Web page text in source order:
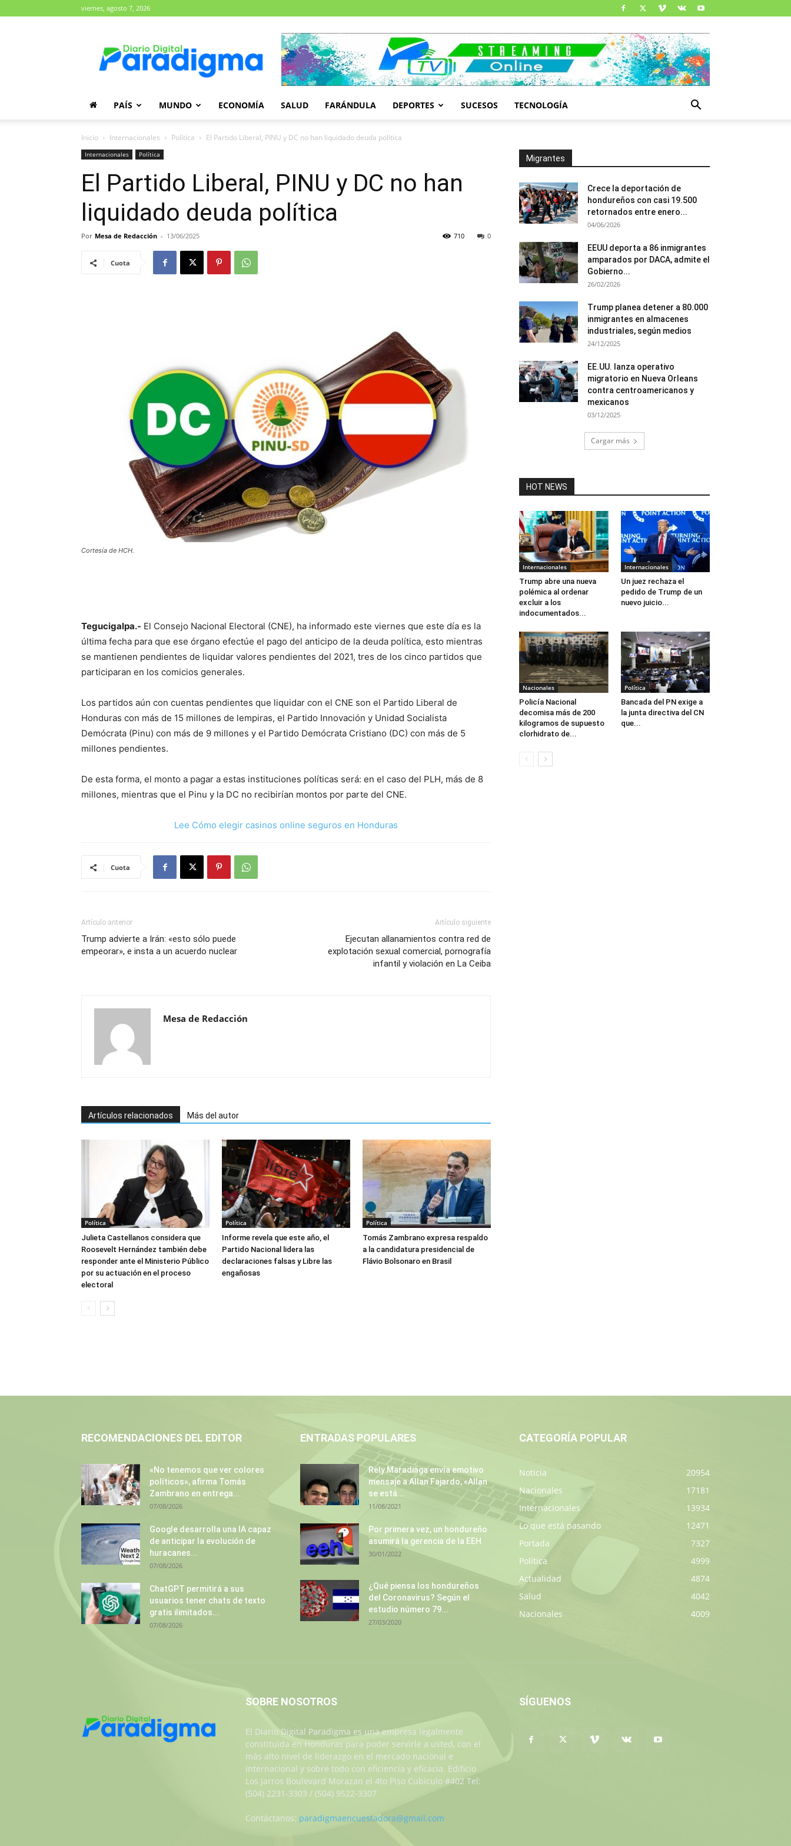
viernes, agosto 7, 2026
Paradigma
PAÍS MUNDO ECONOMÍA SALUD FARÁNDULA DEPORTES SUCESOS TECNOLOGÍA
Inicio Internacionales Política El Partido Liberal, PINU y DC no han liquidado deuda política
Internacionales Política
El Partido Liberal, PINU y DC no han
liquidado deuda política
Por Mesa de Redacción - 13/06/2025 0
710
Cuota
Cortesía de HCH.
Tegucigalpa.- El Consejo Nacional Electoral (CNE), ha informado este viernes que este día es la
última fecha para que ese órgano efectúe el pago del anticipo de la deuda política, esto mientras
se mantienen pendientes de liquidar valores pendientes del 2021, tres de los cinco partidos que
participaran en los comicios generales.
Los partidos aún con cuentas pendientes que liquidar con el CNE son el Partido Liberal de
Honduras con más de 15 millones de lempiras, el Partido Innovación y Unidad Socialista
Demócrata (Pinu) con más de 9 millones y el Partido Demócrata Cristiano (DC) con más de 5
millones pendientes.
De esta forma, el monto a pagar a estas instituciones políticas será: en el caso del PLH, más de 8
millones, mientras que el Pinu y la DC no recibirían montos por parte del CNE.
Lee Cómo elegir casinos online seguros en Honduras
Cuota
Artículo anterior
Trump advierte a Irán: «esto sólo puede
empeorar», e insta a un acuerdo nuclear
Artículo siguiente
Ejecutan allanamientos contra red de
explotación sexual comercial, pornografía
infantil y violación en La Ceiba
Mesa de Redacción
Artículos relacionados Más del autor
Política
Julieta Castellanos considera que
Roosevelt Hernández también debe
responder ante el Ministerio Público
por su actuación en el proceso
electoral
Política
Informe revela que este año, el
Partido Nacional lidera las
declaraciones falsas y Libre las
engañosas
Política
Tomás Zambrano expresa respaldo
a la candidatura presidencial de
Flávio Bolsonaro en Brasil
Migrantes
Crece la deportación de
hondureños con casi 19.500
retornados entre enero...
04/06/2026
EEUU deporta a 86 inmigrantes
amparados por DACA, admite el
Gobierno...
26/02/2026
Trump planea detener a 80.000
inmigrantes en almacenes
industriales, según medios
24/12/2025
EE.UU. lanza operativo
migratorio en Nueva Orleans
contra centroamericanos y
mexicanos
03/12/2025
Cargar más
HOT NEWS
Internacionales
Trump abre una nueva
polémica al ordenar
excluir a los
indocumentados...
Internacionales
Un juez rechaza el
pedido de Trump de un
nuevo juicio...
Nacionales
Policía Nacional
decomisa más de 200
kilogramos de supuesto
clorhidrato de...
Política
Bancada del PN exige a
la junta directiva del CN
que...
RECOMENDACIONES DEL EDITOR
«No tenemos que ver colores
políticos», afirma Tomás
Zambrano en entrega...
07/08/2026
Google desarrolla una IA capaz
de anticipar la evolución de
huracanes...
07/08/2026
ChatGPT permitirá a sus
usuarios tener chats de texto
gratis ilimitados...
07/08/2026
ENTRADAS POPULARES
Rely Maradiaga envía emotivo
mensaje a Allan Fajardo, «Allan
se está...
11/08/2021
Por primera vez, un hondureño
asumirá la gerencia de la EEH
30/01/2022
¿Qué piensa los hondureños
del Coronavirus? Según el
estudio número 79...
27/03/2020
CATEGORÍA POPULAR
Noticia
20954
Nacionales
17181
Internacionales
13934
Lo que está pasando
12471
Portada
7327
Política
4999
Actualidad
4874
Salud
4042
Nacionales
4009
SOBRE NOSOTROS
El Diario Digital Paradigma es una empresa legalmente
constituida en Honduras para poder servirle a usted, con el
más alto nivel de liderazgo en el mercado nacional e
internacional y sobre todo con eficiencia y eficacia. Edificio
Los Jarros Boulevard Morazan el 4to Piso Cubiculo #402 Tel:
(504) 2231-3303 / (504) 9522-3307
Contáctanos: paradigmaencuestadora@gmail.com
SÍGUENOS